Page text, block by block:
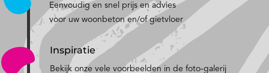
Eenvoudig en snel prijs en advies
voor uw woonbeton en/of gietvloer
Inspiratie
Bekijk onze vele voorbeelden in de foto-galerij